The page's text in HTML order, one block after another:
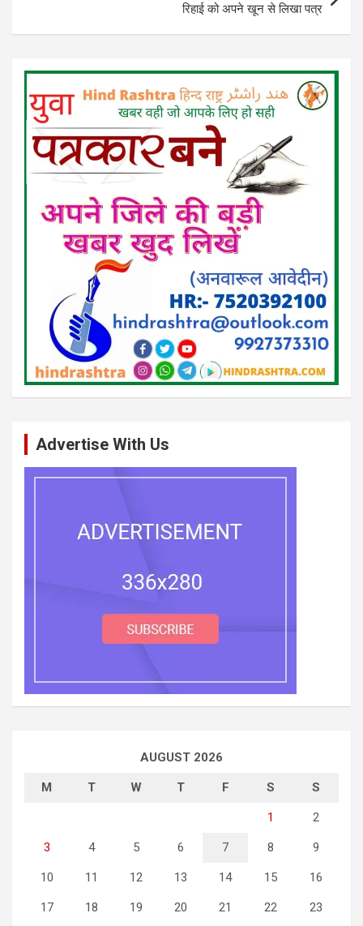
रिहाई को अपने खून से लिखा पत्र
Advertise With Us
AUGUST 2026
M T W T F S S
1 2
3 4 5 6 7 8 9
10 11 12 13 14 15 16
17 18 19 20 21 22 23